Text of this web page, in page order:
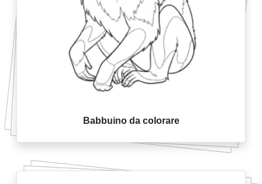
Babbuino da colorare